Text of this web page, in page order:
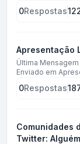
0Respostas
Apresentação
Última
Enviado em
0Respostas
Comunidades
Twitter: